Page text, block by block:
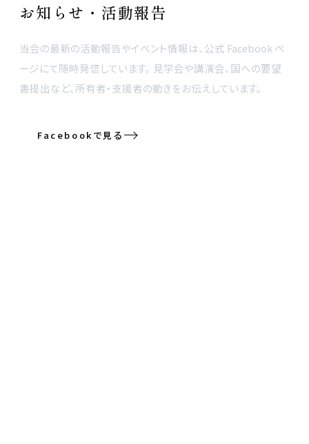
お知らせ・活動報告
当会の最新の活動報告やイベント情報は、公式 Facebook ペ
ージにて随時発信しています。 見学会や講演会、国への要望
書提出など、所有者・支援者の動きをお伝えしています。
Facebookで見る